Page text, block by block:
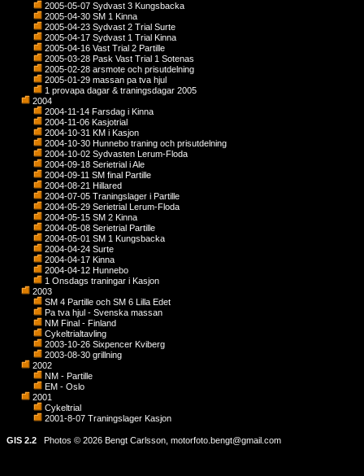
2005-05-07 Sydvast 3 Kungsbacka
2005-04-30 SM 1 Kinna
2005-04-23 Sydvast 2 Trial Surte
2005-04-17 Sydvast 1 Trial Kinna
2005-04-16 Vast Trial 2 Partille
2005-03-28 Pask Vast Trial 1 Sotenas
2005-02-28 arsmote och prisutdelning
2005-01-29 massan pa tva hjul
1 provapa dagar & traningsdagar 2005
2004
2004-11-14 Farsdag i Kinna
2004-11-06 Kasjotrial
2004-10-31 KM i Kasjon
2004-10-30 Hunnebo traning och prisutdelning
2004-10-02 Sydvasten Lerum-Floda
2004-09-18 Serietrial i Ale
2004-09-11 SM final Partille
2004-08-21 Hillared
2004-07-05 Traningslager i Partille
2004-05-29 Serietrial Lerum-Floda
2004-05-15 SM 2 Kinna
2004-05-08 Serietrial Partille
2004-05-01 SM 1 Kungsbacka
2004-04-24 Surte
2004-04-17 Kinna
2004-04-12 Hunnebo
1 Onsdags traningar i Kasjon
2003
SM 4 Partille och SM 6 Lilla Edet
Pa tva hjul - Svenska massan
NM Final - Finland
Cykeltrialtavling
2003-10-26 Sixpencer Kviberg
2003-08-30 grillning
2002
NM - Partille
EM - Oslo
2001
Cykeltrial
2001-8-07 Traningslager Kasjon
GIS 2.2 Photos © 2026 Bengt Carlsson, motorfoto.bengt@gmail.com